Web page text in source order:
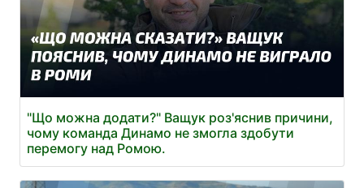
"Що можна додати?" Ващук роз'яснив причини,
чому команда Динамо не змогла здобути
перемогу над Ромою.